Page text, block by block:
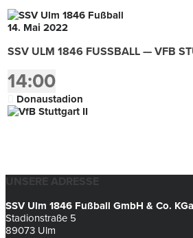
14. Mai 2022
SSV ULM 1846 FUSSBALL — VFB
14:00
Donaustadion
UNSERE ADRESSE
SSV Ulm 1846 Fußball GmbH & Co.
Stadionstraße 5
89073 Ulm